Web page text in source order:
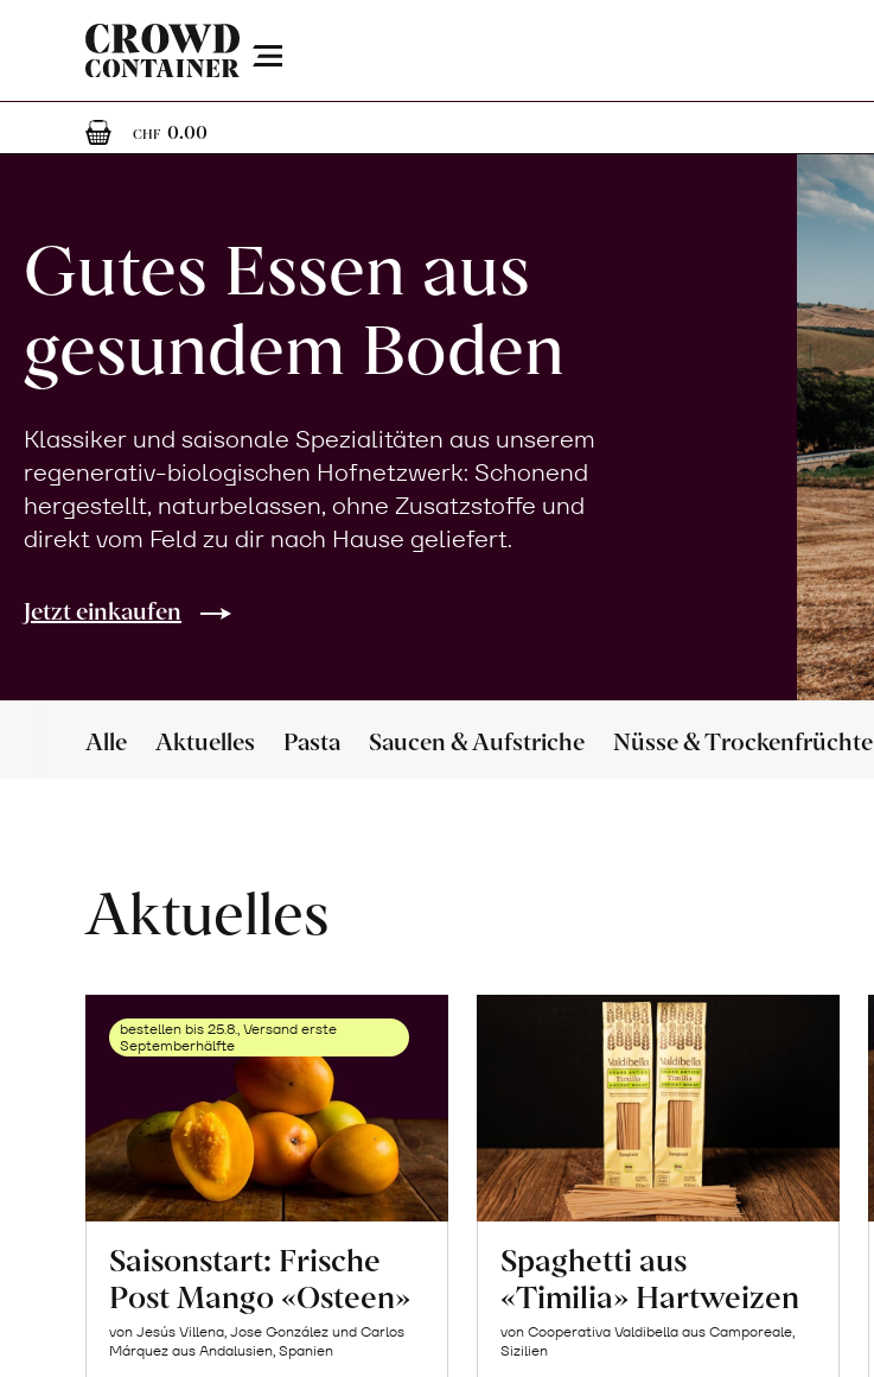
Menu
CHF 0.000 Artikel im Warenkorb
Gutes Essen aus
gesundem Boden
Klassiker und saisonale Spezialitäten aus unserem
regenerativ-biologischen Hofnetzwerk: Schonend
hergestellt, naturbelassen, ohne Zusatzstoffe und
direkt vom Feld zu dir nach Hause geliefert.
Jetzt einkaufen
Alle Aktuelles Pasta Saucen & Aufstriche Nüsse & Trockenfrüchte
Aktuelles
bestellen bis 25.8., Versand erste
Septemberhälfte
Saisonstart: Frische
Post Mango «Osteen»
von Jesús Villena, Jose González und Carlos
Márquez aus Andalusien, Spanien
Spaghetti aus
«Timilia» Hartweizen
von Cooperativa Valdibella aus Camporeale,
Sizilien